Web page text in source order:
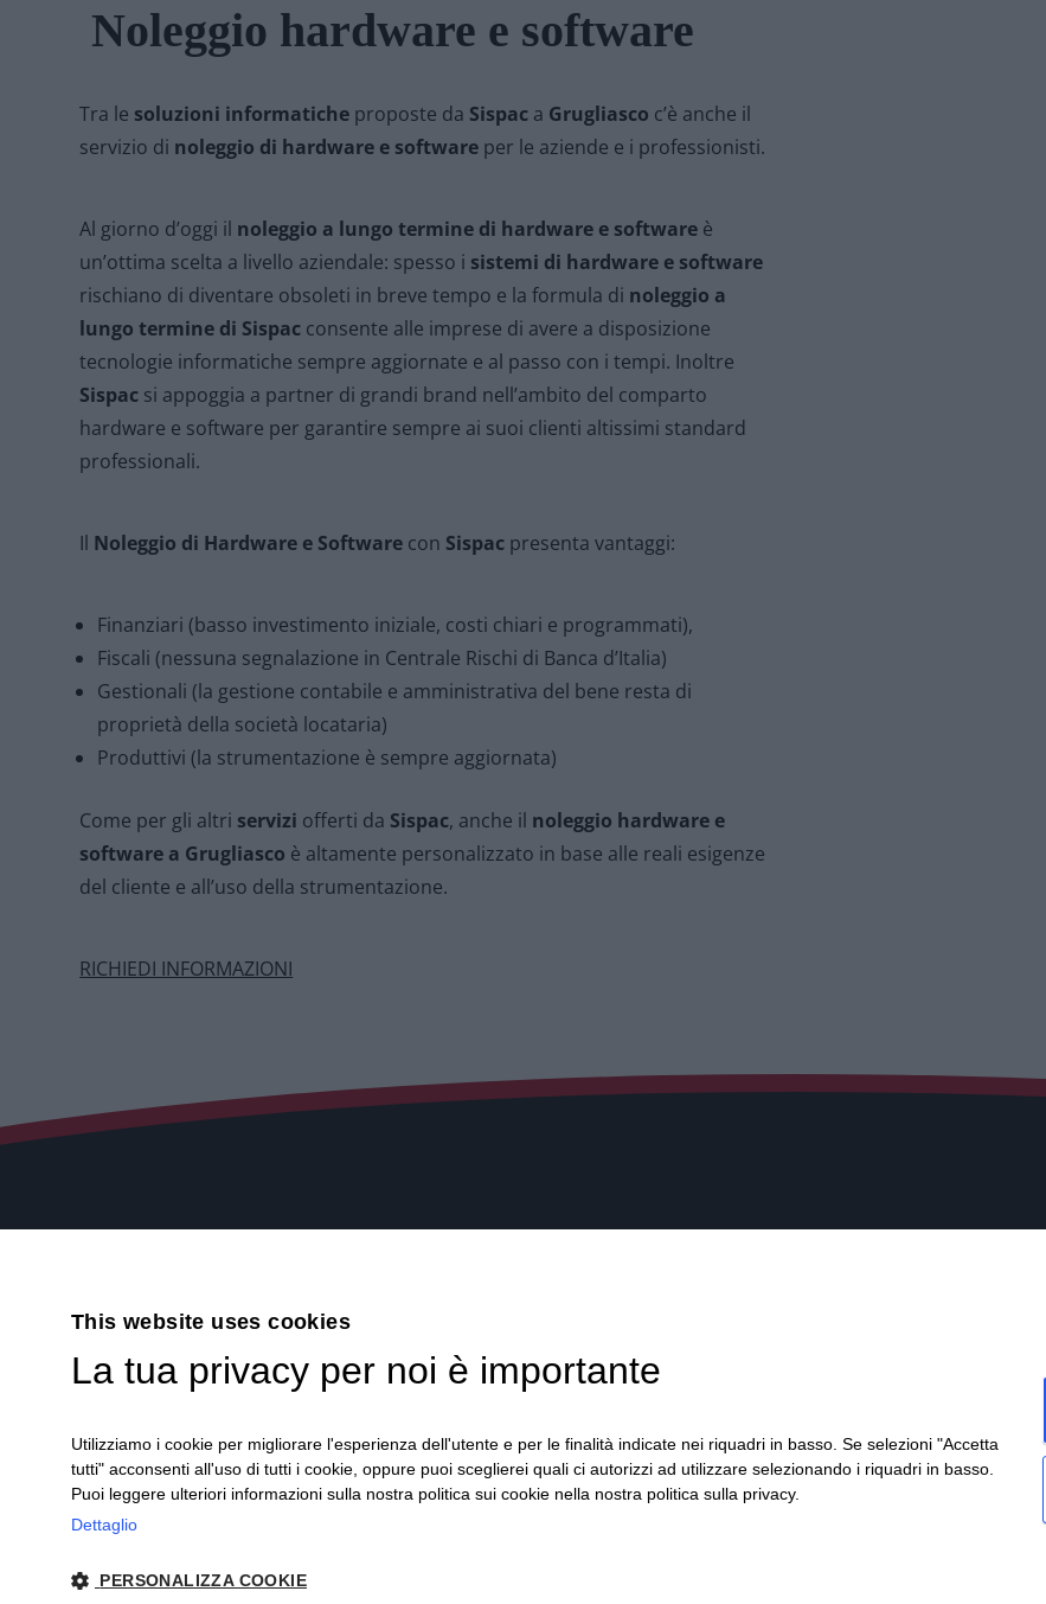
Noleggio hardware e software
Tra le soluzioni informatiche proposte da Sispac a Grugliasco c’è anche il
servizio di noleggio di hardware e software per le aziende e i professionisti.
Al giorno d’oggi il noleggio a lungo termine di hardware e software è
un’ottima scelta a livello aziendale: spesso i sistemi di hardware e software
rischiano di diventare obsoleti in breve tempo e la formula di noleggio a
lungo termine di Sispac consente alle imprese di avere a disposizione
tecnologie informatiche sempre aggiornate e al passo con i tempi. Inoltre
Sispac si appoggia a partner di grandi brand nell’ambito del comparto
hardware e software per garantire sempre ai suoi clienti altissimi standard
professionali.
Il Noleggio di Hardware e Software con Sispac presenta vantaggi:
Finanziari (basso investimento iniziale, costi chiari e programmati),
Fiscali (nessuna segnalazione in Centrale Rischi di Banca d’Italia)
Gestionali (la gestione contabile e amministrativa del bene resta di
proprietà della società locataria)
Produttivi (la strumentazione è sempre aggiornata)
Come per gli altri servizi offerti da Sispac, anche il noleggio hardware e
software a Grugliasco è altamente personalizzato in base alle reali esigenze
del cliente e all’uso della strumentazione.
RICHIEDI INFORMAZIONI
Soluzioni senza Limiti
Tel. +39 011.4540111
info@sispac.it
Noleggio Hardware e Software
© Copyright 2022 SISPAC S.r.l. - Capitale Sociale 10.000 euro i.v. - REA 688865 TO - P.IVA 05153800015 -
This website uses cookies
La tua privacy per noi è importante
Utilizziamo i cookie per migliorare l'esperienza dell'utente e per le finalità indicate nei riquadri in basso. Se selezioni "Accetta
tutti" acconsenti all'uso di tutti i cookie, oppure puoi sceglierei quali ci autorizzi ad utilizzare selezionando i riquadri in basso.
Puoi leggere ulteriori informazioni sulla nostra politica sui cookie nella nostra politica sulla privacy.
Dettaglio
PERSONALIZZA COOKIE